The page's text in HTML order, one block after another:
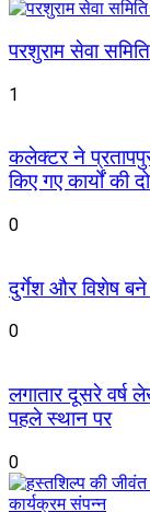
परशुराम सेवा
1
कलेक्टर ने
किए गए कार्यों की
0
दुर्गेश और विशेष
0
लगातार दूसरे वर्ष
पहले स्थान पर
0